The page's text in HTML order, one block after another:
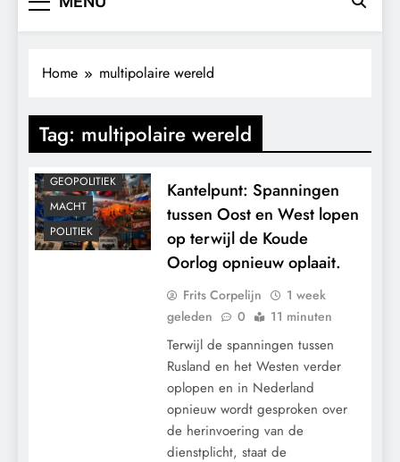
Home multipolaire wereld
Tag: multipolaire wereld
CONTROLE
GEOPOLITIEK
MACHT
POLITIEK
Kantelpunt: Spanningen
tussen Oost en West lopen
op terwijl de Koude
Oorlog opnieuw oplaait.
Frits Corpelijn
1 week
geleden
0 11 minuten
Terwijl de spanningen tussen
Rusland en het Westen verder
oplopen en in Nederland
opnieuw wordt gesproken over
de herinvoering van de
dienstplicht, staat de